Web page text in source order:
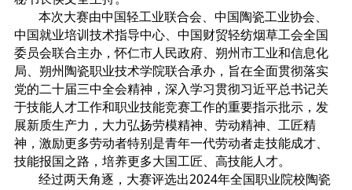
本次大赛由中国轻工业联合会、中国陶瓷工业协会、
中国就业培训技术指导中心、中国财贸轻纺烟草工会全国
委员会联合主办，怀仁市人民政府、朔州市工业和信息化
局、朔州陶瓷职业技术学院联合承办，旨在全面贯彻落实
党的二十届三中全会精神，深入学习贯彻习近平总书记关
于技能人才工作和职业技能竞赛工作的重要指示批示，发
展新质生产力，大力弘扬劳模精神、劳动精神、工匠精
神，激励更多劳动者特别是青年一代劳动者走技能成才、
技能报国之路，培养更多大国工匠、高技能人才。
经过两天角逐，大赛评选出2024年全国职业院校陶瓷